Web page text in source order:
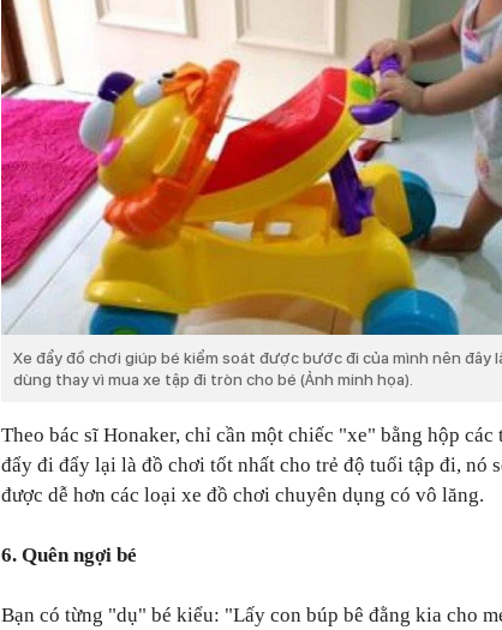
Xe đẩy đồ chơi giúp bé kiểm soát được bước đi của mình nên đây
dùng thay vì mua xe tập đi tròn cho bé (Ảnh minh họa).
Theo bác sĩ Honaker, chỉ cần một chiếc "xe" bằng hộp
đẩy đi đẩy lại là đồ chơi tốt nhất cho trẻ độ tuổi tập đi, nó
được dễ hơn các loại xe đồ chơi chuyên dụng có vô lăng.
6. Quên ngợi bé
Bạn có từng "dụ" bé kiểu: "Lấy con búp bê đằng kia cho